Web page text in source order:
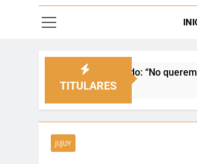
TITULARES
“No queremos que se venda
JUJUY